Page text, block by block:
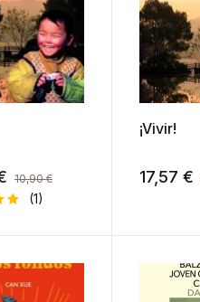
10,90€
(1)
¡Vivir!
17,57€